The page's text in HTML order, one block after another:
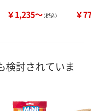
￥1,235～（税込） ￥
検討されていま